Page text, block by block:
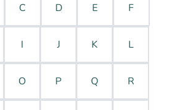
C D E F
I J K L
O P Q R